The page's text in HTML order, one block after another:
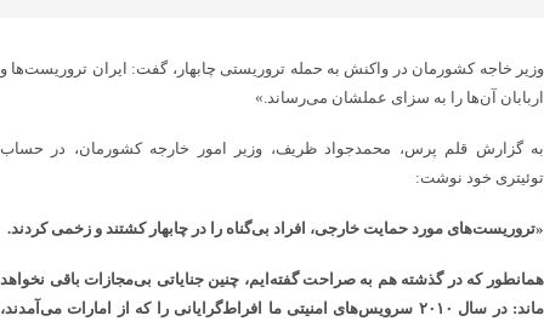
وزیر خاجه کشورمان در واکنش به حمله تروریستی چابهار، گفت: ایران تروریست‌ها و
اربابان آن‌ها را به سزای عملشان می‌رساند.»
به گزارش قلم پرس، محمدجواد ظریف، وزیر امور خارجه کشورمان، در حساب
توئیتری خود نوشت:
«تروریست‌های مورد حمایت خارجی، افراد بی‌گناه را در چابهار کشتند و زخمی کردند.
همانطور که در گذشته هم به صراحت گفته‌ایم، چنین جنایاتی بی‌مجازات باقی نخواهد
ماند: در سال ۲۰۱۰ سرویس‌های امنیتی ما افراط‌گرایانی را که از امارات می‌آمدند،